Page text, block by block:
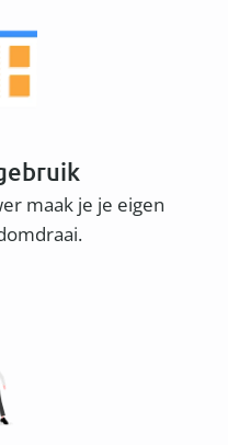
maak je je eigen